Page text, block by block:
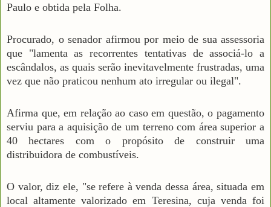
Paulo e obtida pela Folha.
Procurado, o senador afirmou por meio de sua assessoria
que "lamenta as recorrentes tentativas de associá-lo a
escândalos, as quais serão inevitavelmente frustradas, uma
vez que não praticou nenhum ato irregular ou ilegal".
Afirma que, em relação ao caso em questão, o pagamento
serviu para a aquisição de um terreno com área superior a
40 hectares com o propósito de construir uma
distribuidora de combustíveis.
O valor, diz ele, "se refere à venda dessa área, situada em
local altamente valorizado em Teresina, cuja venda foi